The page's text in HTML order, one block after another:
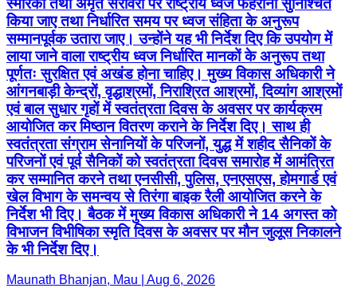
स्मारकों तथा अमृत सरोवरों पर राष्ट्रीय ध्वज फहराना सुनिश्चित
किया जाए तथा निर्धारित समय पर ध्वज संहिता के अनुरूप
सम्मानपूर्वक उतारा जाए। उन्होंने यह भी निर्देश दिए कि उपयोग में
लाया जाने वाला राष्ट्रीय ध्वज निर्धारित मानकों के अनुरूप तथा
पूर्णतः सुरक्षित एवं अखंड होना चाहिए। मुख्य विकास अधिकारी ने
आंगनबाड़ी केन्द्रों, वृद्धाश्रमों, निराश्रित आश्रमों, दिव्यांग आश्रमों
एवं बाल सुधार गृहों में स्वतंत्रता दिवस के अवसर पर कार्यक्रम
आयोजित कर मिष्ठान वितरण कराने के निर्देश दिए। साथ ही
स्वतंत्रता संग्राम सेनानियों के परिजनों, युद्ध में शहीद सैनिकों के
परिजनों एवं पूर्व सैनिकों को स्वतंत्रता दिवस समारोह में आमंत्रित
कर सम्मानित करने तथा एनसीसी, पुलिस, एनएसएस, होमगार्ड एवं
खेल विभाग के समन्वय से तिरंगा बाइक रैली आयोजित करने के
निर्देश भी दिए। बैठक में मुख्य विकास अधिकारी ने 14 अगस्त को
विभाजन विभीषिका स्मृति दिवस के अवसर पर मौन जुलूस निकालने
के भी निर्देश दिए।
Maunath Bhanjan, Mau | Aug 6, 2026